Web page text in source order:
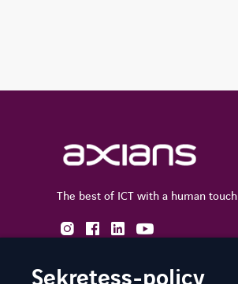
The best of ICT with a human touch
instagramfacebooklinkedinyoutube